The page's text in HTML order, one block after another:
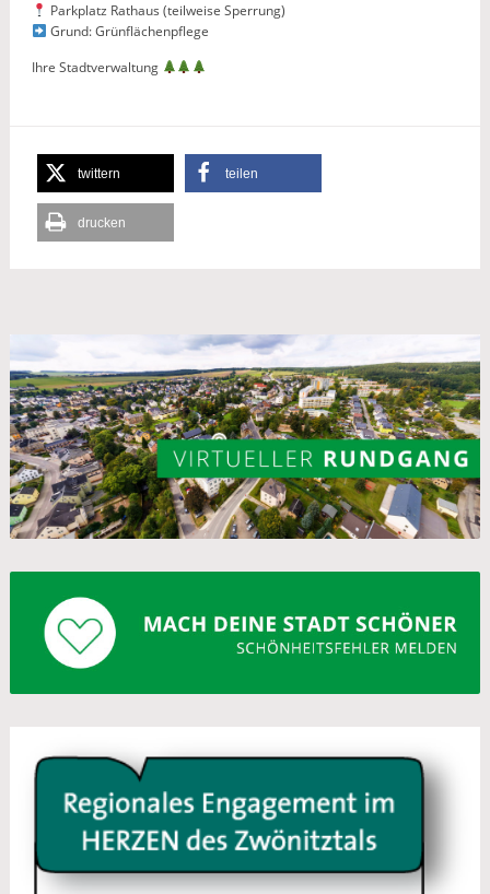
Parkplatz Rathaus (teilweise Sperrung)
Grund: Grünflächenpflege
Ihre Stadtverwaltung
twittern teilen
drucken